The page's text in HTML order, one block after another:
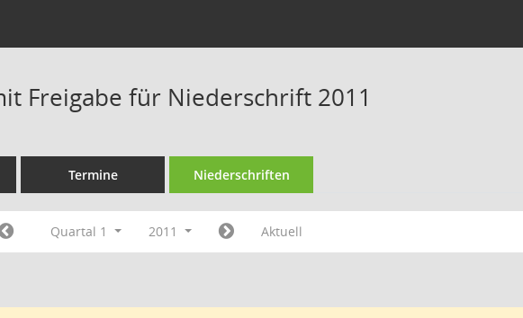
Freigabe für Niederschrift 2011
Termine Niederschriften
Quartal 1 2011 Aktuell